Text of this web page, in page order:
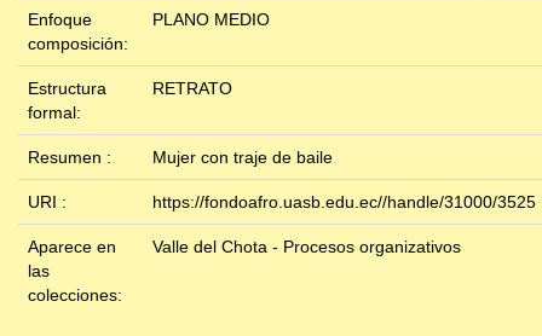
Enfoque
composición:
PLANO MEDIO
Estructura
formal:
RETRATO
Resumen : Mujer con traje de baile
URI : https://fondoafro.uasb.edu.ec//handle/31000/3525
Aparece en
las
colecciones:
Valle del Chota - Procesos organizativos